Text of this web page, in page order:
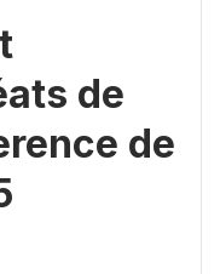
de
de